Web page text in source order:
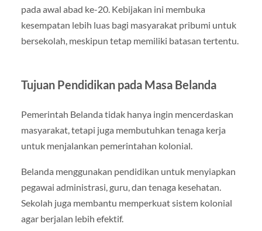
pada awal abad ke-20. Kebijakan ini membuka
kesempatan lebih luas bagi masyarakat pribumi untuk
bersekolah, meskipun tetap memiliki batasan tertentu.
Tujuan Pendidikan pada Masa Belanda
Pemerintah Belanda tidak hanya ingin mencerdaskan
masyarakat, tetapi juga membutuhkan tenaga kerja
untuk menjalankan pemerintahan kolonial.
Belanda menggunakan pendidikan untuk menyiapkan
pegawai administrasi, guru, dan tenaga kesehatan.
Sekolah juga membantu memperkuat sistem kolonial
agar berjalan lebih efektif.